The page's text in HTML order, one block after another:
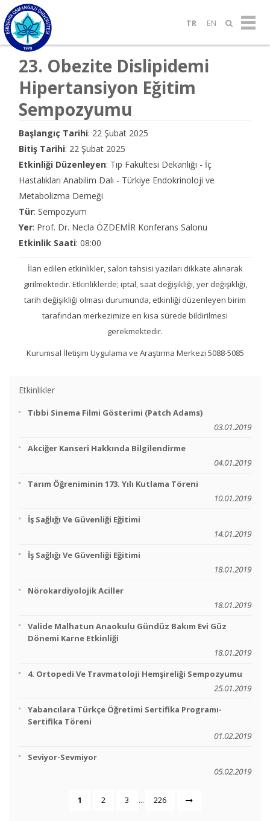
TR EN
23. Obezite Dislipidemi
Hipertansiyon Eğitim
Sempozyumu
Başlangıç Tarihi: 22 Şubat 2025
Bitiş Tarihi: 22 Şubat 2025
Etkinliği Düzenleyen: Tıp Fakültesi Dekanlığı - İç
Hastalıkları Anabilim Dalı - Türkiye Endokrinoloji ve
Metabolizma Derneği
Tür: Sempozyum
Yer: Prof. Dr. Necla ÖZDEMİR Konferans Salonu
Etkinlik Saati: 08:00
İlan edilen etkinlikler, salon tahsisi yazıları dikkate alınarak
girilmektedir. Etkinliklerde; iptal, saat değişikliği, yer değişikliği,
tarih değişikliği olması durumunda, etkinliği düzenleyen birim
tarafından merkezimize en kısa sürede bildirilmesi
gerekmektedir.
Kurumsal İletişim Uygulama ve Araştırma Merkezi 5088-5085
Etkinlikler
Tıbbi Sinema Filmi Gösterimi (Patch Adams)
03.01.2019
Akciğer Kanseri Hakkında Bilgilendirme
04.01.2019
Tarım Öğreniminin 173. Yılı Kutlama Töreni
10.01.2019
İş Sağlığı Ve Güvenliği Eğitimi
14.01.2019
İş Sağlığı Ve Güvenliği Eğitimi
18.01.2019
Nörokardiyolojik Aciller
18.01.2019
Valide Malhatun Anaokulu Gündüz Bakım Evi Güz
Dönemi Karne Etkinliği
18.01.2019
4. Ortopedi Ve Travmatoloji Hemşireliği Sempozyumu
25.01.2019
Yabancılara Türkçe Öğretimi Sertifika Programı-
Sertifika Töreni
01.02.2019
Seviyor-Sevmiyor
05.02.2019
1 2 3 ... 226